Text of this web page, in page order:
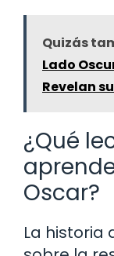
Quizás
Lado
Revelan
¿Qué
Oscar?
La historia